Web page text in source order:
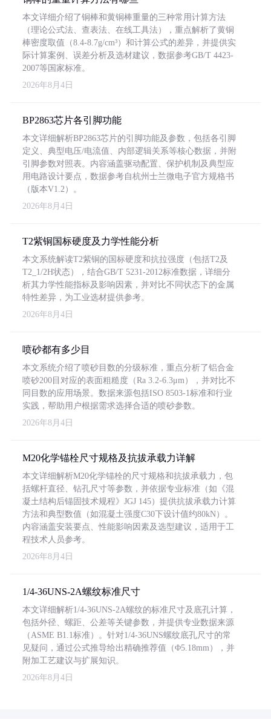
本文详细介绍了铜棒和黄铜棒重量的三种常用计算方法
（理论公式法、查表法、在线工具法），重点解析了黄铜
棒密度取值（8.4-8.7g/cm³）和计算公式的差异，并提供实
际计算案例、误差分析及选材建议，数据参考GB/T 4423-
2007等国家标准。
2026年8月4日
BP2863芯片各引脚功能
本文详细解析BP2863芯片的引脚功能及参数，包括各引脚
定义、典型电压/电流值、内部逻辑关系等核心数据，并附
引脚参数对照表。内容涵盖驱动配置、保护机制及典型应
用电路设计要点，数据参考自杭州士兰微电子官方规格书
（版本V1.2）。
2026年8月4日
T2紫铜国标硬度及力学性能分析
本文系统解读T2紫铜的国标硬度和抗拉强度（包括T2及
T2_1/2H状态），结合GB/T 5231-2012标准数据，详细分
析其力学性能指标及影响因素，并对比不同状态下的金属
特性差异，为工业选材提供参考。
2026年8月4日
喷砂都有多少目
本文系统介绍了喷砂目数的分级标准，重点分析了铝合金
喷砂200目对应的表面粗糙度（Ra 3.2-6.3μm），并对比不
同目数的应用场景。数据来源包括ISO 8503-1标准和行业
实践，帮助用户根据需求选择合适的喷砂参数。
2026年8月4日
M20化学锚栓尺寸规格及抗拔承载力详解
本文详细解析M20化学锚栓的尺寸规格和抗拔承载力，包
括螺杆直径、钻孔尺寸等参数，并依据专业标准（如《混
凝土结构后锚固技术规程》JGJ 145）提供抗拔承载力计算
方法和典型数值（如混凝土强度C30下设计值约80kN）。
内容涵盖安装要点、性能影响因素及选型建议，适用于工
程技术人员参考。
2026年8月4日
1/4-36UNS-2A螺纹标准尺寸
本文详细解析1/4-36UNS-2A螺纹的标准尺寸及底孔计算，
包括外径、螺距、公差等关键参数，并提供专业数据来源
（ASME B1.1标准）。针对1/4-36UNS螺纹底孔尺寸的常
见疑问，通过公式推导给出精确推荐值（Φ5.18mm），并
附加工艺建议与扩展知识。
2026年8月4日